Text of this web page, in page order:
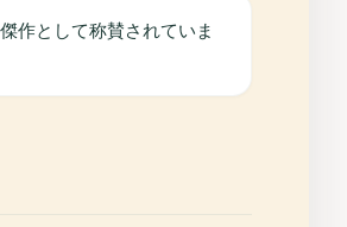
作として称賛されていま